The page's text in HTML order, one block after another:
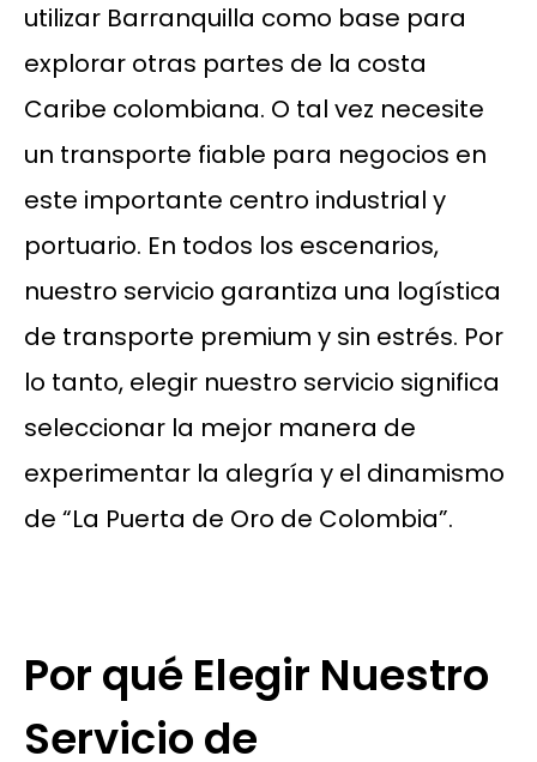
utilizar Barranquilla como base para
explorar otras partes de la costa
Caribe colombiana. O tal vez necesite
un transporte fiable para negocios en
este importante centro industrial y
portuario. En todos los escenarios,
nuestro servicio garantiza una logística
de transporte premium y sin estrés. Por
lo tanto, elegir nuestro servicio significa
seleccionar la mejor manera de
experimentar la alegría y el dinamismo
de “La Puerta de Oro de Colombia”.
Por qué Elegir Nuestro
Servicio de